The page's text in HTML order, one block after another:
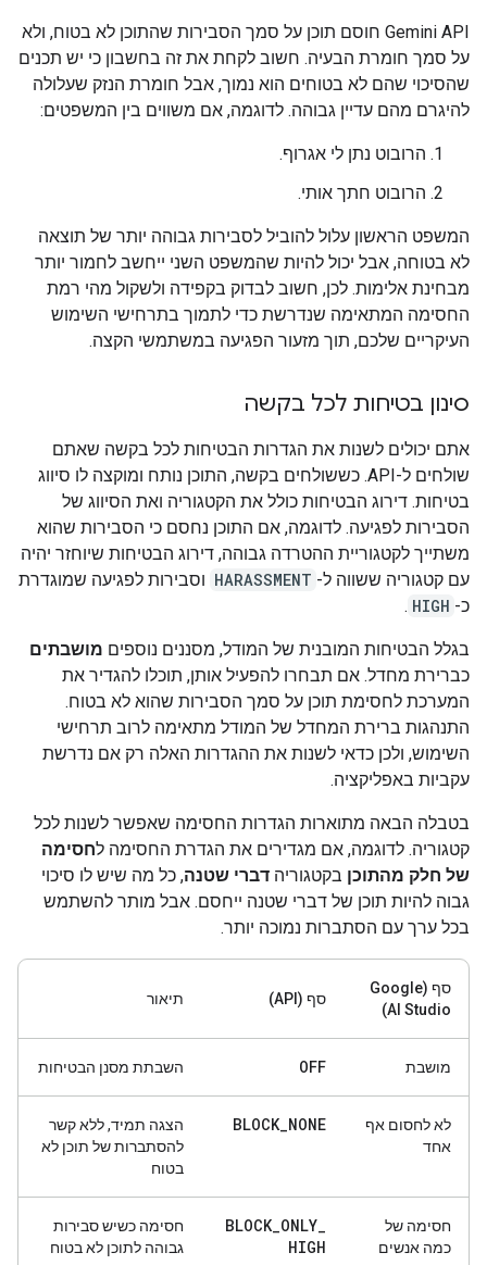
‫Gemini API חוסם תוכן על סמך הסבירות שהתוכן לא בטוח, ולא
על סמך חומרת הבעיה. חשוב לקחת את זה בחשבון כי יש תכנים
שהסיכוי שהם לא בטוחים הוא נמוך, אבל חומרת הנזק שעלולה
להיגרם מהם עדיין גבוהה. לדוגמה, אם משווים בין המשפטים:
הרובוט נתן לי אגרוף.
הרובוט חתך אותי.
המשפט הראשון עלול להוביל לסבירות גבוהה יותר של תוצאה
לא בטוחה, אבל יכול להיות שהמשפט השני ייחשב לחמור יותר
מבחינת אלימות. לכן, חשוב לבדוק בקפידה ולשקול מהי רמת
החסימה המתאימה שנדרשת כדי לתמוך בתרחישי השימוש
העיקריים שלכם, תוך מזעור הפגיעה במשתמשי הקצה.
סינון בטיחות לכל בקשה
אתם יכולים לשנות את הגדרות הבטיחות לכל בקשה שאתם
שולחים ל-API. כששולחים בקשה, התוכן נותח ומוקצה לו סיווג
בטיחות. דירוג הבטיחות כולל את הקטגוריה ואת הסיווג של
הסבירות לפגיעה. לדוגמה, אם התוכן נחסם כי הסבירות שהוא
משתייך לקטגוריית ההטרדה גבוהה, דירוג הבטיחות שיוחזר יהיה
עם קטגוריה ששווה ל- HARASSMENT וסבירות לפגיעה שמוגדרת
כ- HIGH
.
בגלל הבטיחות המובנית של המודל, מסננים נוספים מושבתים
כברירת מחדל. אם תבחרו להפעיל אותן, תוכלו להגדיר את
המערכת לחסימת תוכן על סמך הסבירות שהוא לא בטוח.
התנהגות ברירת המחדל של המודל מתאימה לרוב תרחישי
השימוש, ולכן כדאי לשנות את ההגדרות האלה רק אם נדרשת
עקביות באפליקציה.
בטבלה הבאה מתוארות הגדרות החסימה שאפשר לשנות לכל
קטגוריה. לדוגמה, אם מגדירים את הגדרת החסימה לחסימה
של חלק מהתוכן בקטגוריה דברי שטנה, כל מה שיש לו סיכוי
גבוה להיות תוכן של דברי שטנה ייחסם. אבל מותר להשתמש
בכל ערך עם הסתברות נמוכה יותר.
סף (Google
AI Studio)
סף (API) תיאור
מושבת OFF השבתת מסנן הבטיחות
לא לחסום אף
אחד
BLOCK_NONE
הצגה תמיד, ללא קשר
להסתברות של תוכן לא
בטוח
חסימה של
כמה אנשים
BLOCK_ONLY_
HIGH
חסימה כשיש סבירות
גבוהה לתוכן לא בטוח